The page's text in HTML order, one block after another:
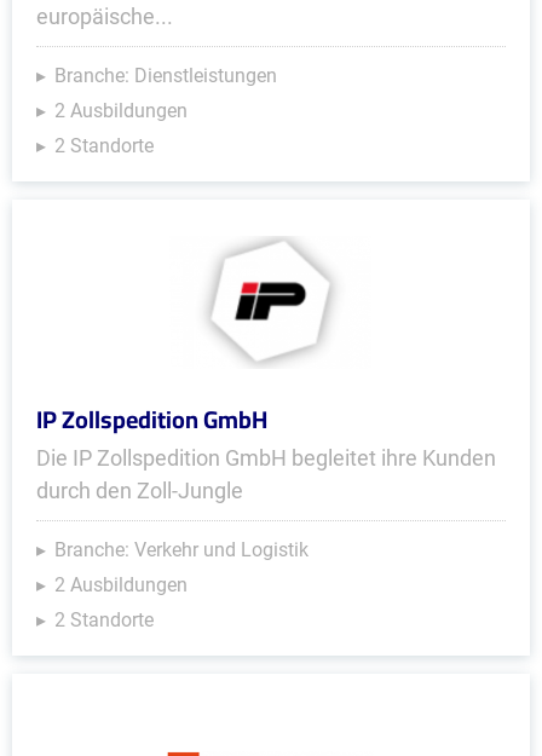
europäische...
Branche: Dienstleistungen
2 Ausbildungen
2 Standorte
IP Zollspedition GmbH
Die IP Zollspedition GmbH begleitet ihre Kunden
durch den Zoll-Jungle
Branche: Verkehr und Logistik
2 Ausbildungen
2 Standorte